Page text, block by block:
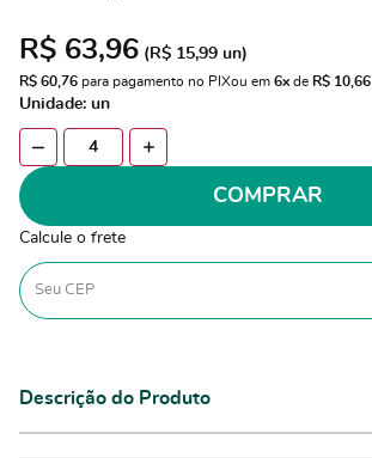
R$ 63,96 (R$ 15,99 un)
R$ 60,76 para pagamento no PIXou em 6x de R$ 10,66
Unidade: un
COMPRAR
Calcule o frete
Descrição do Produto